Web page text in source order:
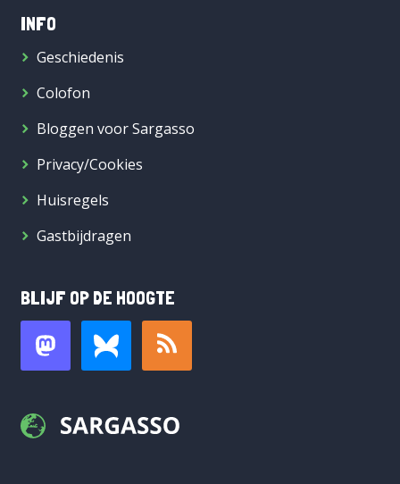
INFO
Geschiedenis
Colofon
Bloggen voor Sargasso
Privacy/Cookies
Huisregels
Gastbijdragen
BLIJF OP DE HOOGTE